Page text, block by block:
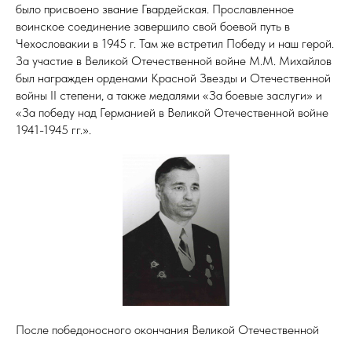
было присвоено звание Гвардейская. Прославленное
воинское соединение завершило свой боевой путь в
Чехословакии в 1945 г. Там же встретил Победу и наш герой.
За участие в Великой Отечественной войне М.М. Михайлов
был награжден орденами Красной Звезды и Отечественной
войны II степени, а также медалями «За боевые заслуги» и
«За победу над Германией в Великой Отечественной войне
1941-1945 гг.».
После победоносного окончания Великой Отечественной